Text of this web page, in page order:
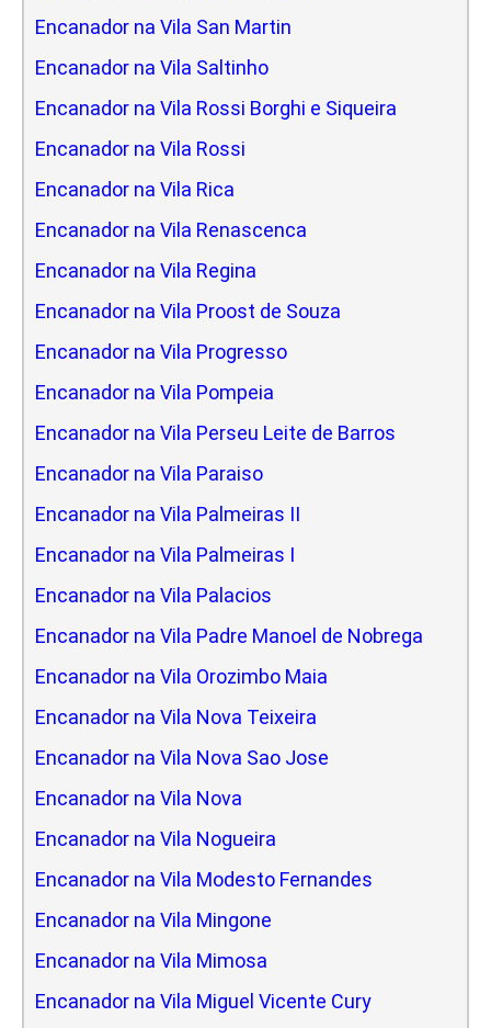
Encanador na Vila San Martin
Encanador na Vila Saltinho
Encanador na Vila Rossi Borghi e Siqueira
Encanador na Vila Rossi
Encanador na Vila Rica
Encanador na Vila Renascenca
Encanador na Vila Regina
Encanador na Vila Proost de Souza
Encanador na Vila Progresso
Encanador na Vila Pompeia
Encanador na Vila Perseu Leite de Barros
Encanador na Vila Paraiso
Encanador na Vila Palmeiras II
Encanador na Vila Palmeiras I
Encanador na Vila Palacios
Encanador na Vila Padre Manoel de Nobrega
Encanador na Vila Orozimbo Maia
Encanador na Vila Nova Teixeira
Encanador na Vila Nova Sao Jose
Encanador na Vila Nova
Encanador na Vila Nogueira
Encanador na Vila Modesto Fernandes
Encanador na Vila Mingone
Encanador na Vila Mimosa
Encanador na Vila Miguel Vicente Cury